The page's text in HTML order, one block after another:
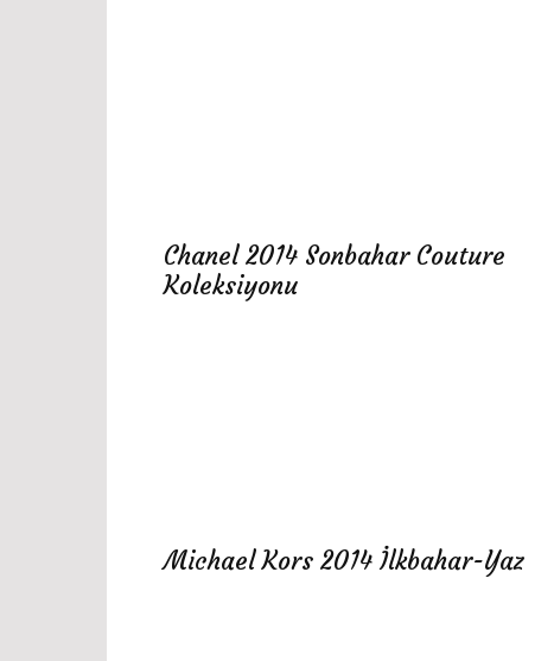
Chanel 2014 Sonbahar Couture
Koleksiyonu
Michael Kors 2014 İlkbahar-Yaz